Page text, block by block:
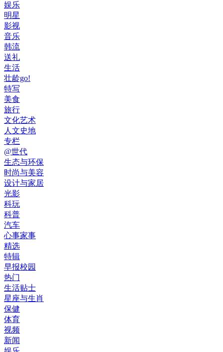
娱乐
明星
影视
音乐
韩流
送礼
生活
壮龄go!
特写
美食
旅行
文化艺术
人文史地
专栏
@世代
生态与环保
时尚与美容
设计与家居
光影
科玩
科普
汽车
心事家事
精选
特辑
早报校园
热门
生活贴士
星座与生肖
保健
体育
视频
新闻